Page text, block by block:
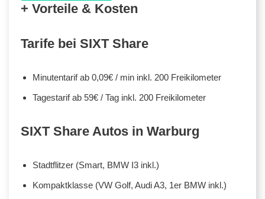
+ Vorteile & Kosten
Tarife bei SIXT Share
Minutentarif ab 0,09€ / min inkl. 200 Freikilometer
Tagestarif ab 59€ / Tag inkl. 200 Freikilometer
SIXT Share Autos in Warburg
Stadtflitzer (Smart, BMW I3 inkl.)
Kompaktklasse (VW Golf, Audi A3, 1er BMW inkl.)